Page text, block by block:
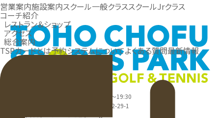
営業案内施設案内スクール一般クラススクールJrクラス
コーチ紹介
レストラン＆ショップ
アクセス
総合案内
TSPカードとは予約システムについてよくある質問最新情報
受付時間：平日 7:30～19:30、土日 6:00～19:30
住所：〒182-0025 東京都調布市多摩川 2-29-1